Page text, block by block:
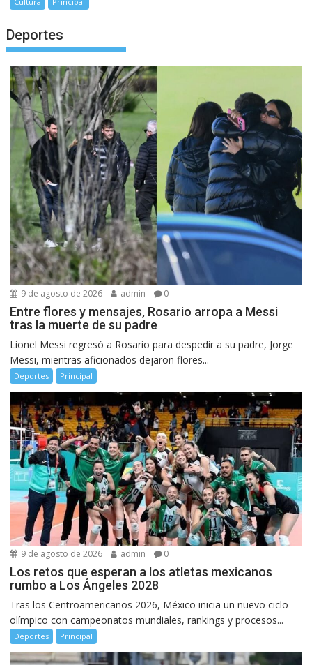
Deportes
9 de agosto de 2026 admin 0
Entre flores y mensajes, Rosario arropa a Messi
tras la muerte de su padre
Lionel Messi regresó a Rosario para despedir a su padre, Jorge
Messi, mientras aficionados dejaron flores...
Deportes Principal
9 de agosto de 2026 admin 0
Los retos que esperan a los atletas mexicanos
rumbo a Los Ángeles 2028
Tras los Centroamericanos 2026, México inicia un nuevo ciclo
olímpico con campeonatos mundiales, rankings y procesos...
Deportes Principal